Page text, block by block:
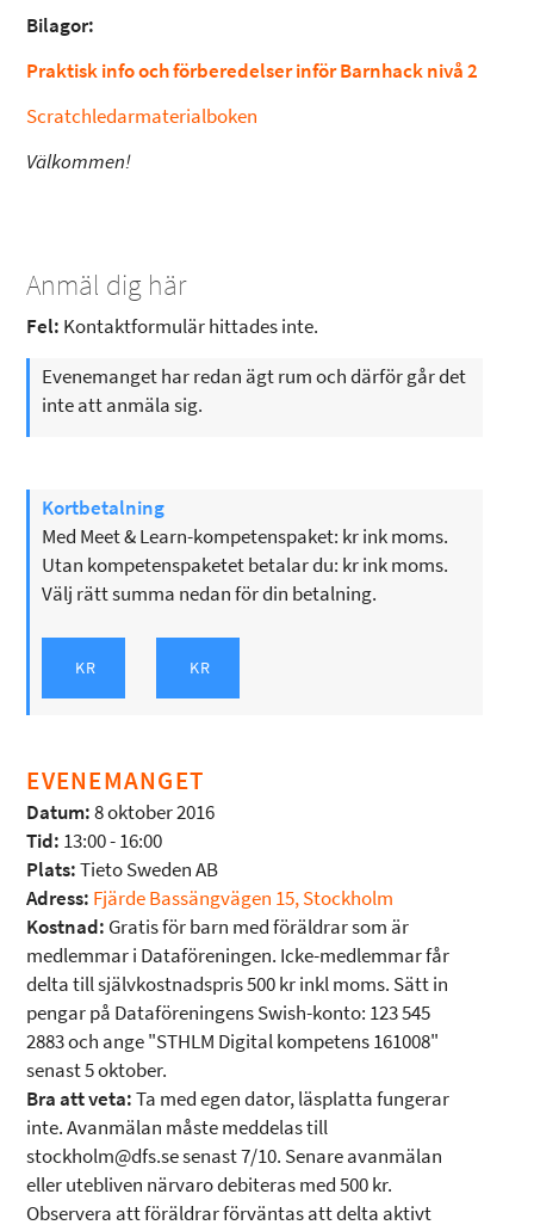
Bilagor:
Praktisk info och förberedelser inför Barnhack nivå 2
Scratchledarmaterialboken
Välkommen!
Anmäl dig här
Fel: Kontaktformulär hittades inte.
Evenemanget har redan ägt rum och därför går det
inte att anmäla sig.
Kortbetalning
Med Meet & Learn-kompetenspaket: kr ink moms.
Utan kompetenspaketet betalar du: kr ink moms.
Välj rätt summa nedan för din betalning.
EVENEMANGET
Datum:8 oktober 2016
Tid: 13:00 - 16:00
Plats:Tieto Sweden AB
Adress: Fjärde Bassängvägen 15, Stockholm
Kostnad: Gratis för barn med föräldrar som är
medlemmar i Dataföreningen. Icke-medlemmar får
delta till självkostnadspris 500 kr inkl moms. Sätt in
pengar på Dataföreningens Swish-konto: 123 545
2883 och ange "STHLM Digital kompetens 161008"
senast 5 oktober.
Bra att veta:Ta med egen dator, läsplatta fungerar
inte. Avanmälan måste meddelas till
stockholm@dfs.se senast 7/10. Senare avanmälan
eller utebliven närvaro debiteras med 500 kr.
Observera att föräldrar förväntas att delta aktivt